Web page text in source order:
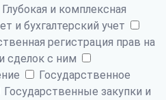
Глубокая и комплексная
и бухгалтерский учет
регистрация прав на
сделок с ним
Государственное
Государственные закупки и